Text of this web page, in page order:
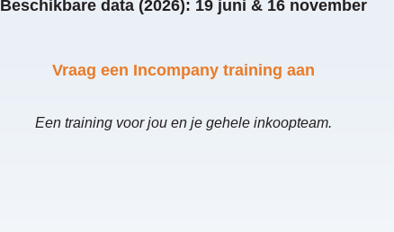
Beschikbare data (2026): 19 juni & 16 november
Vraag een Incompany training aan
Een training voor jou en je gehele inkoopteam.